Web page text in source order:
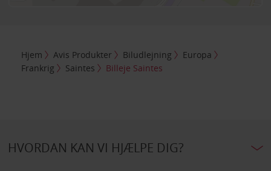
Hjem Avis Produkter Biludlejning
Europa
Frankrig
Saintes Billeje Saintes
HVORDAN KAN VI HJÆLPE DIG?